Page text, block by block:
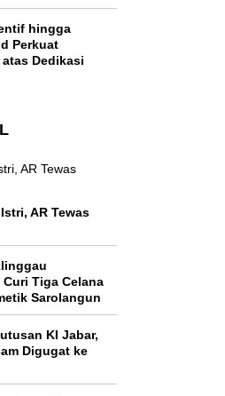
hingga
Perkuat
Dedikasi
AR Tewas
Tiga Celana
Sarolangun
KI Jabar,
Digugat ke